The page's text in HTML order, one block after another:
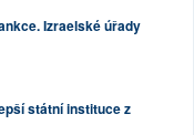
Izraelské úřady
státní instituce z